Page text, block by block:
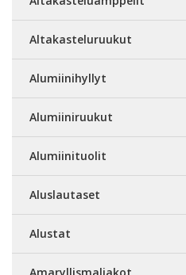
Altakasteluruukut
Alumiinihyllyt
Alumiiniruukut
Alumiinituolit
Aluslautaset
Alustat